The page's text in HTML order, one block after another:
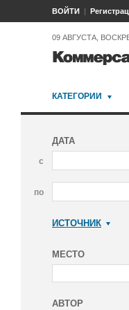
ВОЙТИ
09 АВГУСТА,
КАТЕГОРИИ
ДАТА
с
по
ИСТОЧНИК
МЕСТО
АВТОР